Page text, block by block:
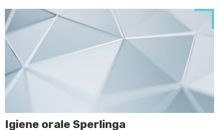
Igiene orale Sperlinga